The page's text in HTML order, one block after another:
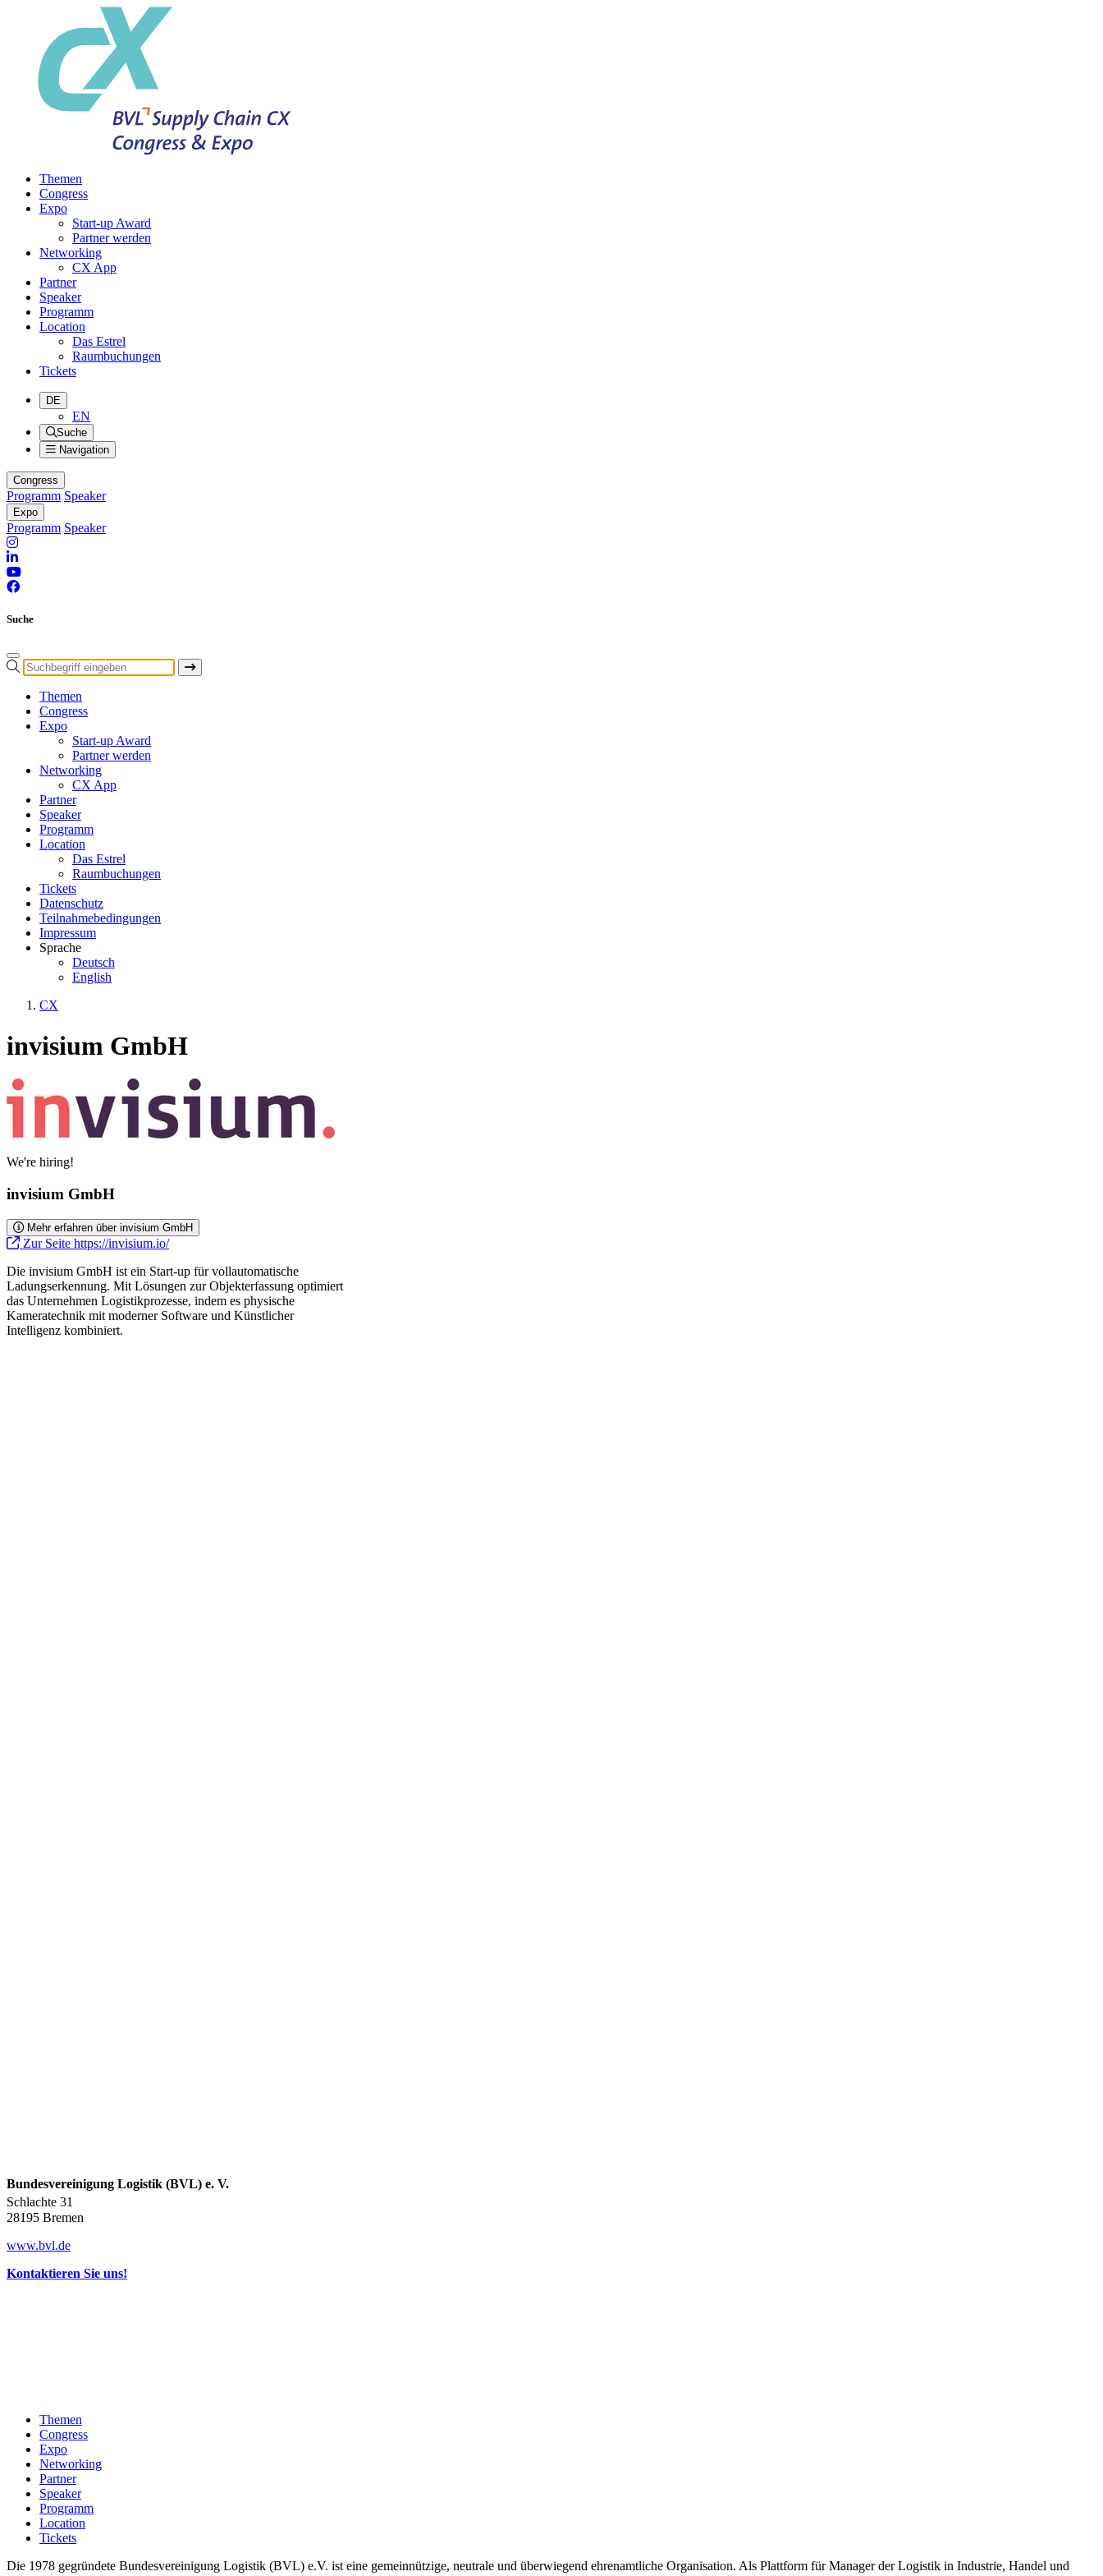
Themen
Congress
Expo
Start-up Award
Partner werden
Networking
CX App
Partner
Speaker
Programm
Location
Das Estrel
Raumbuchungen
Tickets
DE
EN
Suche
Navigation
Congress
Programm Speaker
Expo
Programm Speaker
Suche
Themen
Congress
Expo
Start-up Award
Partner werden
Networking
CX App
Partner
Speaker
Programm
Location
Das Estrel
Raumbuchungen
Tickets
Datenschutz
Teilnahmebedingungen
Impressum
Sprache
Deutsch
English
CX
invisium GmbH
We're hiring!
invisium GmbH
Mehr erfahren über invisium GmbH
Zur Seite https://invisium.io/
Die invisium GmbH ist ein Start-up für vollautomatische
Ladungserkennung. Mit Lösungen zur Objekterfassung optimiert
das Unternehmen Logistikprozesse, indem es physische
Kameratechnik mit moderner Software und Künstlicher
Intelligenz kombiniert.
Bundesvereinigung Logistik (BVL) e. V.
Schlachte 31
28195 Bremen
www.bvl.de
Kontaktieren Sie uns!
Themen
Congress
Expo
Networking
Partner
Speaker
Programm
Location
Tickets
Die 1978 gegründete Bundesvereinigung Logistik (BVL) e.V. ist eine gemeinnützige, neutrale und überwiegend ehrenamtliche Organisation. Als Plattform für Manager der Logistik in Industrie, Handel und